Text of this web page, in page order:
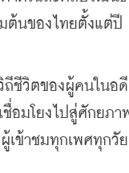
มต้นของไทยตั้งแต่
ชีวิตของผู้คนในอดี
อมโยงไปสู่ศักยภา
เข้าชมทุกเพศทุกวั